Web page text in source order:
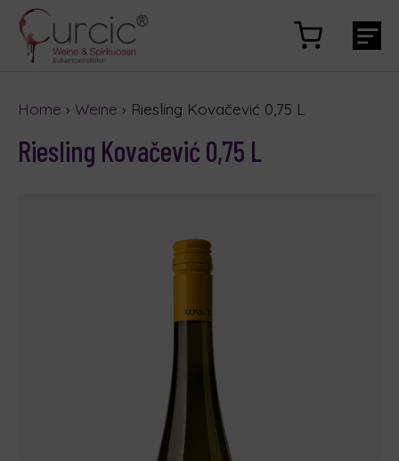
Home › Weine › Riesling Kovačević 0,75 L
Riesling Kovačević 0,75 L